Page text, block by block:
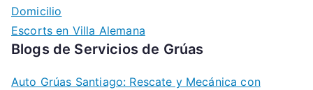
Domicilio
Escorts en Villa Alemana
Blogs de Servicios de Grúas
Auto Grúas Santiago: Rescate y Mecánica con